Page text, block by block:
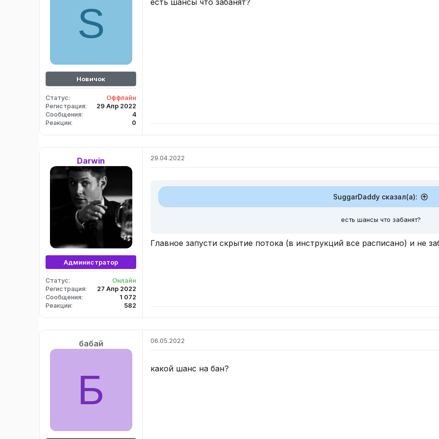
S
Новичок
Статус
Оффлайн
Регистрация
29 Апр 2022
Сообщения
4
Реакции
0
есть шансы что забанят?
Darwin
Администратор
Статус
Онлайн
Регистрация
27 Апр 2022
Сообщения
1 072
Реакции
582
29.04.2022
SuggarDaddy сказал(а):
есть шансы что забанят?
Главное запусти скрытие потока (в инструкций все расписано) и не
бабай
Б
06.05.2022
какой шанс на бан?